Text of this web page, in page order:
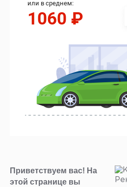
Приветствуем вас! На
этой странице вы